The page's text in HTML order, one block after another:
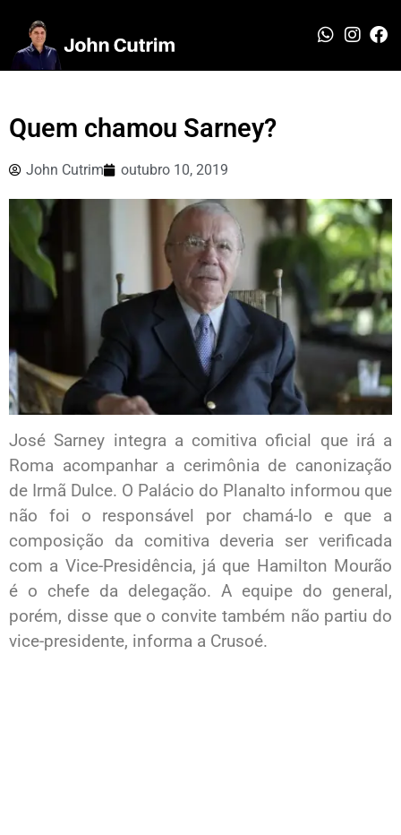
Quem chamou Sarney?
John Cutrim outubro 10, 2019
José Sarney integra a comitiva oficial que irá a
Roma acompanhar a cerimônia de canonização
de Irmã Dulce. O Palácio do Planalto informou que
não foi o responsável por chamá-lo e que a
composição da comitiva deveria ser verificada
com a Vice-Presidência, já que Hamilton Mourão
é o chefe da delegação. A equipe do general,
porém, disse que o convite também não partiu do
vice-presidente, informa a Crusoé.